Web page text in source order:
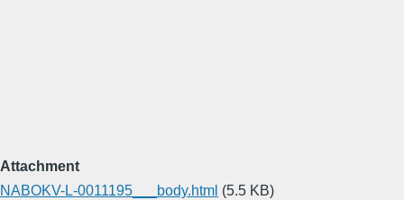
Attachment
NABOKV-L-0011195___body.html (5.5 KB)